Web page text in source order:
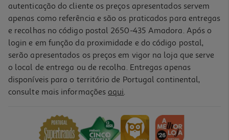
-16%
Bebida Pleno Romã Camomila 1.5l (sdr)
Price reduced from
autenticação do cliente os preços apresentados servem
apenas como referência e são os praticados para entregas
e recolhas no código postal 2650-435 Amadora. Após o
login e em função da proximidade e do código postal,
serão apresentados os preços em vigor na loja que serve
o local de entrega ou de recolha. Entregas apenas
disponíveis para o território de Portugal continental,
consulte mais informações aqui.